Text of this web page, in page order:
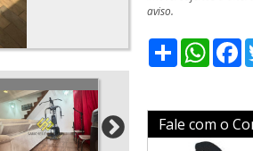
aviso.
Share
Fale com o